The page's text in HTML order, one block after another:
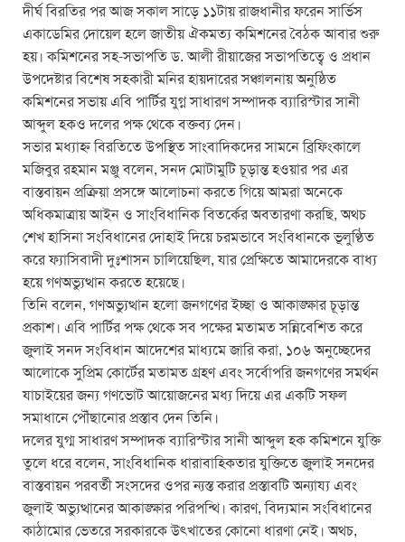
দীর্ঘ বিরতির পর আজ সকাল সাড়ে ১১টায় রাজধানীর ফরেন সার্ভিস
একাডেমির দোয়েল হলে জাতীয় ঐকমত‍্য কমিশনের বৈঠক আবার শুরু
হয়। কমিশনের সহ-সভাপতি ড. আলী রীয়াজের সভাপতিত্বে ও প্রধান
উপদেষ্টার বিশেষ সহকারী মনির হায়দারের সঞ্চালনায় অনুষ্ঠিত
কমিশনের সভায় এবি পার্টির যুগ্ন সাধারণ সম্পাদক ব‍্যারিস্টার সানী
আব্দুল হকও দলের পক্ষ থেকে বক্তব‍্য দেন।
সভার মধ‍্যাহ্ন বিরতিতে উপস্থিত সাংবাদিকদের সামনে ব্রিফিংকালে
মজিবুর রহমান মঞ্জু বলেন, সনদ মোটামুটি চূড়ান্ত হওয়ার পর এর
বাস্তবায়ন প্রক্রিয়া প্রসঙ্গে আলোচনা করতে গিয়ে আমরা অনেকে
অধিকমাত্রায় আইন ও সাংবিধানিক বিতর্কের অবতারণা করছি, অথচ
শেখ হাসিনা সংবিধানের দোহাই দিয়ে চরমভাবে সংবিধানকে ভূলুণ্ঠিত
করে ফ‍্যাসিবাদী দুঃশাসন চালিয়েছিল, যার প্রেক্ষিতে আমাদেরকে বাধ্য
হয়ে গণঅভ্যুত্থান করতে হয়েছে।
তিনি বলেন, গণঅভ্যুত্থান হলো জনগণের ইচ্ছা ও আকাঙ্ক্ষার চূড়ান্ত
প্রকাশ। এবি পার্টির পক্ষ থেকে সব পক্ষের মতামত সন্নিবেশিত করে
জুলাই সনদ সংবিধান আদেশের মাধ্যমে জারি করা, ১০৬ অনুচ্ছেদের
আলোকে সুপ্রিম কোর্টের মতামত গ্রহণ এবং সর্বোপরি জনগণের সমর্থন
যাচাইয়ের জন‍্য গণভোট আয়োজনের মধ‍্য দিয়ে এর একটি সফল
সমাধানে পৌঁছানোর প্রস্তাব দেন তিনি।
দলের যুগ্ম সাধারণ সম্পাদক ব‍্যারিস্টার সানী আব্দুল হক কমিশনে যুক্তি
তুলে ধরে বলেন, সাংবিধানিক ধারাবাহিকতার যুক্তিতে জুলাই সনদের
বাস্তবায়ন পরবর্তী সংসদের ওপর ন্যস্ত করার প্রস্তাবটি অন্যায্য এবং
জুলাই অভ্যুত্থানের আকাঙ্ক্ষার পরিপন্থি। কারণ, বিদ্যমান সংবিধানের
কাঠামোর ভেতরে সরকারকে উৎখাতের কোনো ধারণা নেই। অথচ,